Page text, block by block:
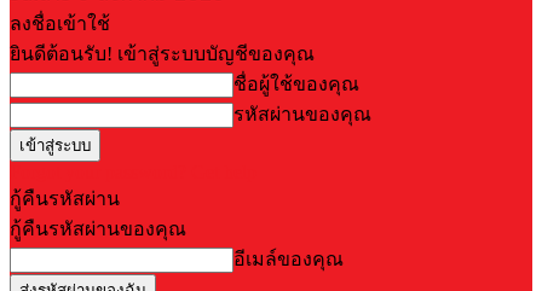
ลงชื่อเข้าใช้
ยินดีต้อนรับ! เข้าสู่ระบบบัญชีของคุณ
ชื่อผู้ใช้ของคุณ
รหัสผ่านของคุณ
กู้คืนรหัสผ่าน
กู้คืนรหัสผ่านของคุณ
อีเมล์ของคุณ